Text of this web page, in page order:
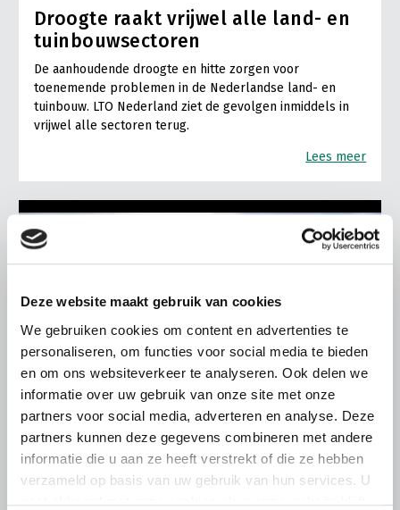
Deze website maakt gebruik van cookies
We gebruiken cookies om content en advertenties te
personaliseren, om functies voor social media te bieden
en om ons websiteverkeer te analyseren. Ook delen we
informatie over uw gebruik van onze site met onze
partners voor social media, adverteren en analyse. Deze
partners kunnen deze gegevens combineren met andere
informatie die u aan ze heeft verstrekt of die ze hebben
verzameld op basis van uw gebruik van hun services. U
Droogte raakt vrijwel alle land- en
tuinbouwsectoren
De aanhoudende droogte en hitte zorgen voor
toenemende problemen in de Nederlandse land- en
tuinbouw. LTO Nederland ziet de gevolgen inmiddels in
vrijwel alle sectoren terug.
Lees meer
ALGEMENE INFORMATIE